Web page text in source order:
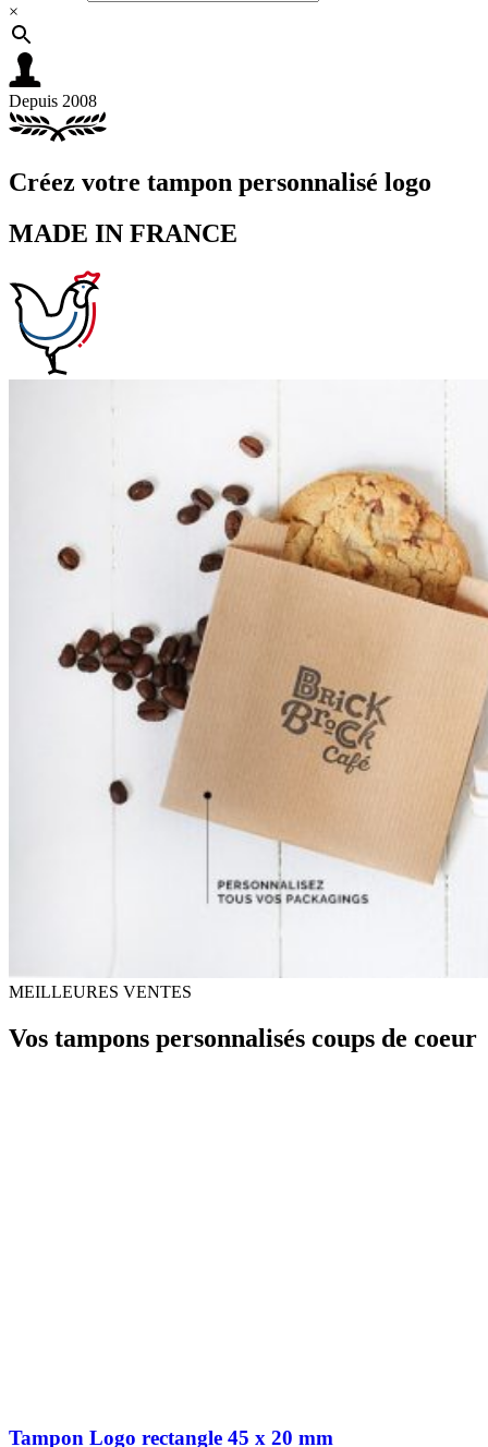
×
Depuis 2008
Créez votre tampon personnalisé logo
MADE IN FRANCE
MEILLEURES VENTES
Vos tampons personnalisés coups de coeur
Tampon Logo rectangle 45 x 20 mm